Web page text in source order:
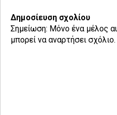
Δημοσίευση σχολίου
Σημείωση: Μόνο ένα μέλος
μπορεί να αναρτήσει σχόλιο.